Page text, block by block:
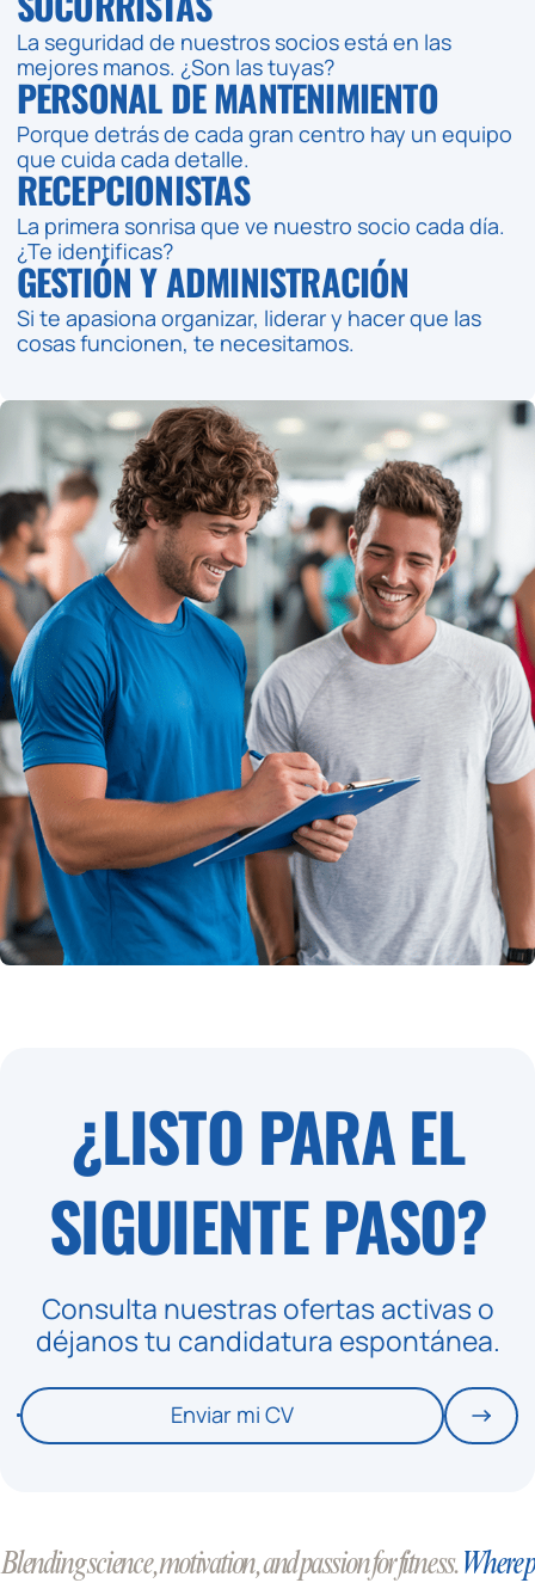
La seguridad de nuestros socios está en las
mejores manos. ¿Son las tuyas?
PERSONAL DE MANTENIMIENTO
Porque detrás de cada gran centro hay un equipo
que cuida cada detalle.
RECEPCIONISTAS
La primera sonrisa que ve nuestro socio cada día.
¿Te identificas?
GESTIÓN Y ADMINISTRACIÓN
Si te apasiona organizar, liderar y hacer que las
cosas funcionen, te necesitamos.
¿LISTO PARA EL
SIGUIENTE PASO?
Consulta nuestras ofertas activas o
déjanos tu candidatura espontánea.
Enviar mi CV
Blending science, motivation, and passion for fitness.Where